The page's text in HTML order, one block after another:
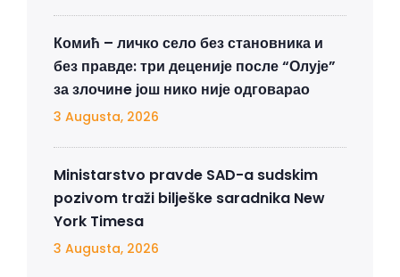
Комић – личко село без становника и
без правде: три деценије после “Олује”
за злочинe још нико није одговарао
3 Augusta, 2026
Ministarstvo pravde SAD-a sudskim
pozivom traži bilješke saradnika New
York Timesa
3 Augusta, 2026